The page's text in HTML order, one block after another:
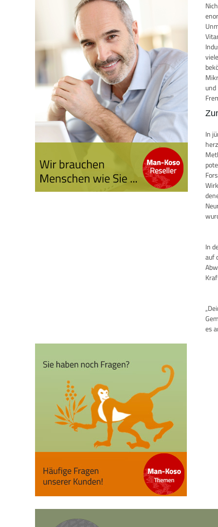
In
In
auf
es